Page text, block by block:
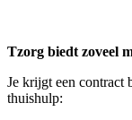
Tzorg biedt zoveel
Je krijgt een contract
thuishulp: